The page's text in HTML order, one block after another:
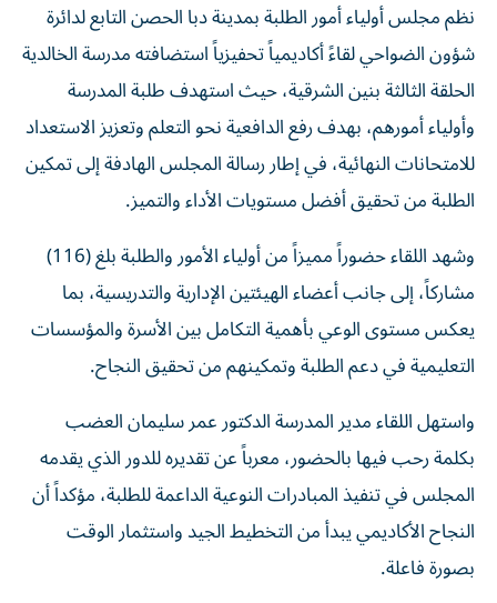
نظم مجلس أولياء أمور الطلبة بمدينة دبا الحصن التابع لدائرة
شؤون الضواحي لقاءً أكاديمياً تحفيزياً استضافته مدرسة الخالدية
الحلقة الثالثة بنين الشرقية، حيث استهدف طلبة المدرسة
وأولياء أمورهم، بهدف رفع الدافعية نحو التعلم وتعزيز الاستعداد
للامتحانات النهائية، في إطار رسالة المجلس الهادفة إلى تمكين
الطلبة من تحقيق أفضل مستويات الأداء والتميز.
وشهد اللقاء حضوراً مميزاً من أولياء الأمور والطلبة بلغ (116)
مشاركاً، إلى جانب أعضاء الهيئتين الإدارية والتدريسية، بما
يعكس مستوى الوعي بأهمية التكامل بين الأسرة والمؤسسات
التعليمية في دعم الطلبة وتمكينهم من تحقيق النجاح.
واستهل اللقاء مدير المدرسة الدكتور عمر سليمان العضب
بكلمة رحب فيها بالحضور، معرباً عن تقديره للدور الذي يقدمه
المجلس في تنفيذ المبادرات النوعية الداعمة للطلبة، مؤكداً أن
النجاح الأكاديمي يبدأ من التخطيط الجيد واستثمار الوقت
بصورة فاعلة.